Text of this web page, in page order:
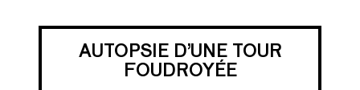
AUTOPSIE D’UNE TOUR
FOUDROYÉE